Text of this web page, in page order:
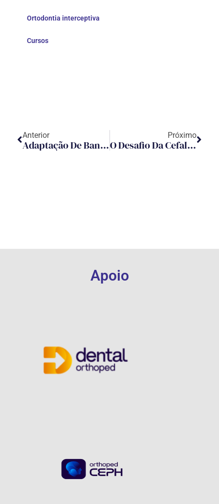
Ortodontia interceptiva
Cursos
Anterior
Adaptação De Bandas Ortodônticas
Próximo
O Desafio Da Cefalometria
Apoio